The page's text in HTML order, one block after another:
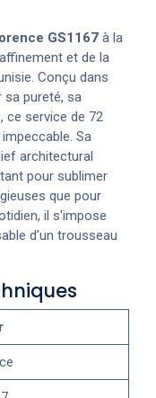
GS1167 à la
et de la
Conçu dans
sa pureté, sa
ce service de 72
Sa
architectural
pour sublimer
que pour
il s'impose
d'un trousseau